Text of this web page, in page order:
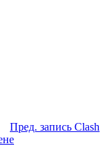
Пред. запись Clash